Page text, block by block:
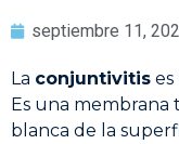
septiembre 11,
La conjuntivitis
Es una
blanca de la